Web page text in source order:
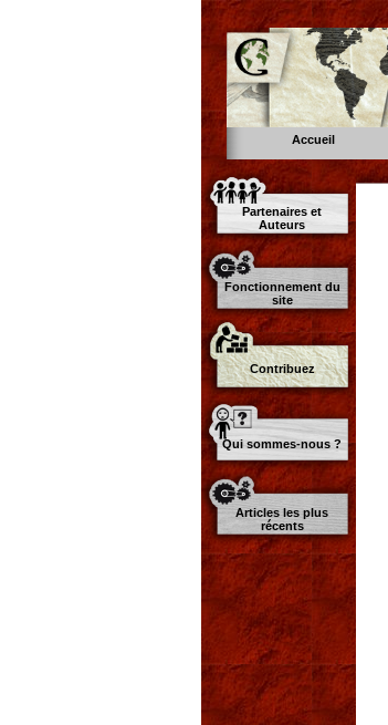
Accueil
Partenaires et
Auteurs
Fonctionnement du
site
Contribuez
Qui sommes-nous ?
Articles les plus
récents